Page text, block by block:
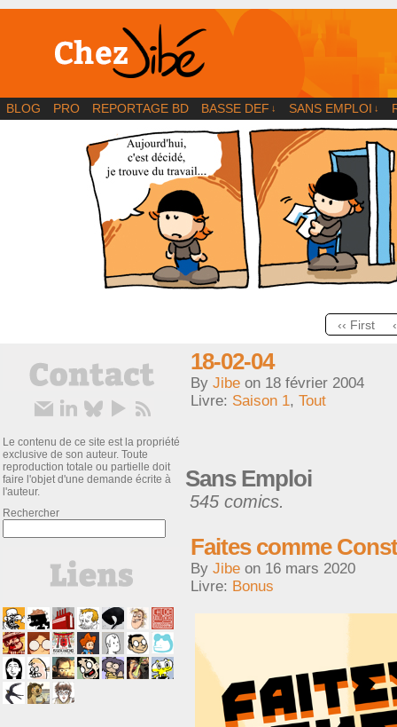
BD | Illustration | Blog
BLOG PRO REPORTAGE BD BASSE DEF ↓ SANS EMPLOI ↓
‹‹ First
Le contenu de ce site est la propriété
exclusive de son auteur. Toute
reproduction totale ou partielle doit
faire l'objet d'une demande écrite à
l'auteur.
Rechercher
18-02-04
By Jibe on 18 février 2004
Livre: Saison 1, Tout
Sans Emploi
545 comics.
Faites comme
By Jibe on 16 mars 2020
Livre: Bonus